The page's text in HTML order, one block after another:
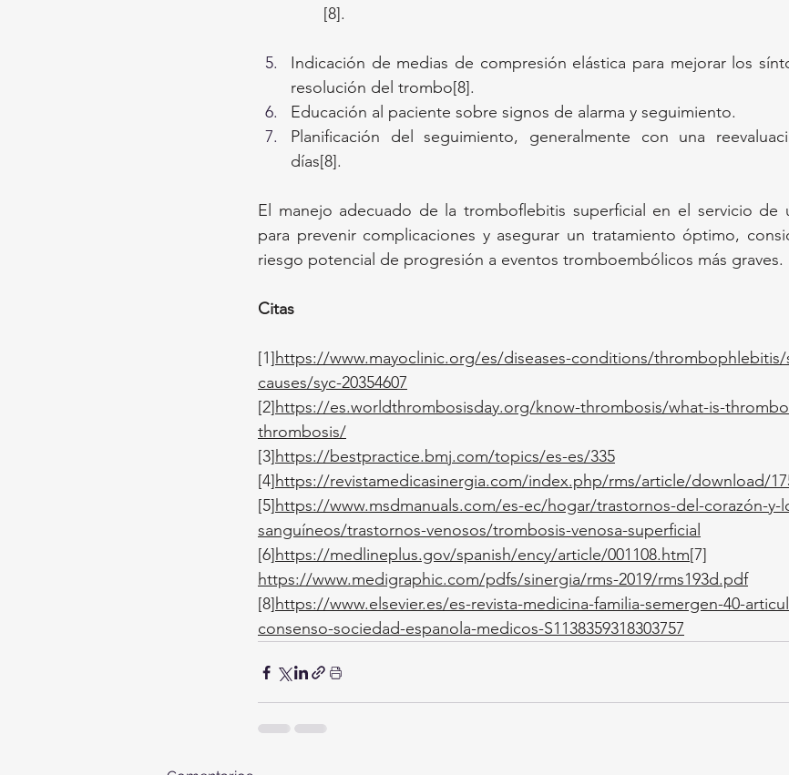
[8].
Indicación de medias de compresión elástica para mejorar los
resolución del trombo[8].
Educación al paciente sobre signos de alarma y seguimiento.
Planificación del seguimiento, generalmente con una
días[8].
El manejo adecuado de la tromboflebitis superficial en el servicio de
para prevenir complicaciones y asegurar un tratamiento óptimo,
riesgo potencial de progresión a eventos tromboembólicos más graves.
Citas
[1]https://www.mayoclinic.org/es/diseases-conditions/
causes/syc-20354607
[2]https://es.worldthrombosisday.org/know-thrombosis/what-is-
thrombosis/
[3]https://bestpractice.bmj.com/topics/es-es/335
[4]https://revistamedicasinergia.com/index.php/rms/article/download/
[5]https://www.msdmanuals.com/es-ec/hogar/trastornos-del-corazón-y-
sanguíneos/trastornos-venosos/trombosis-venosa-superficial
[6]https://medlineplus.gov/spanish/ency/article/001108.htm[7]
https://www.medigraphic.com/pdfs/sinergia/rms-2019/rms193d.pdf
[8]https://www.elsevier.es/es-revista-medicina-familia-semergen-40-
consenso-sociedad-espanola-medicos-S1138359318303757